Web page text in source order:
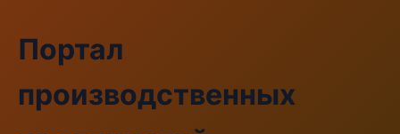
Портал
производственных